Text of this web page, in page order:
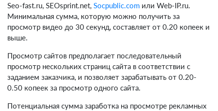
Seo-fast.ru, SEOsprint.net, Socpublic.com или Web-IP.ru.
Минимальная сумма, которую можно получить за
просмотр видео до 30 секунд, составляет от 0.20 копеек и
выше.
Просмотр сайтов предполагает последовательный
просмотр нескольких страниц сайта в соответствии с
заданием заказчика, и позволяет зарабатывать от 0.20-
0.50 копеек за просмотр одного сайта.
Потенциальная сумма заработка на просмотре рекламных